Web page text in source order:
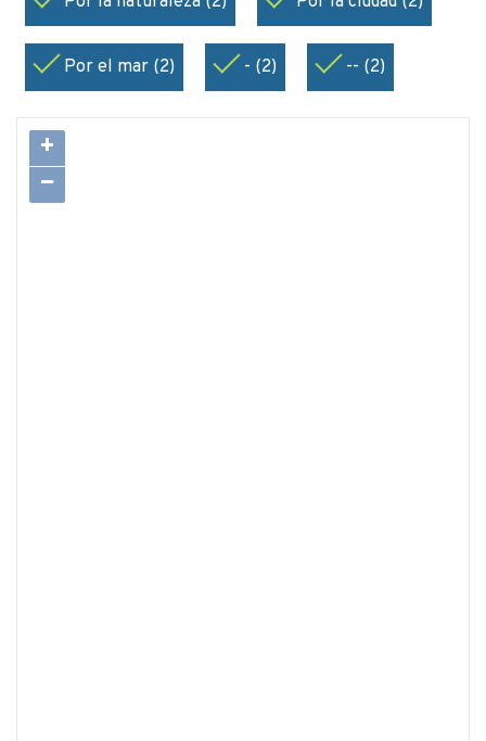
Por el mar (2) - (2) -- (2)
+
−